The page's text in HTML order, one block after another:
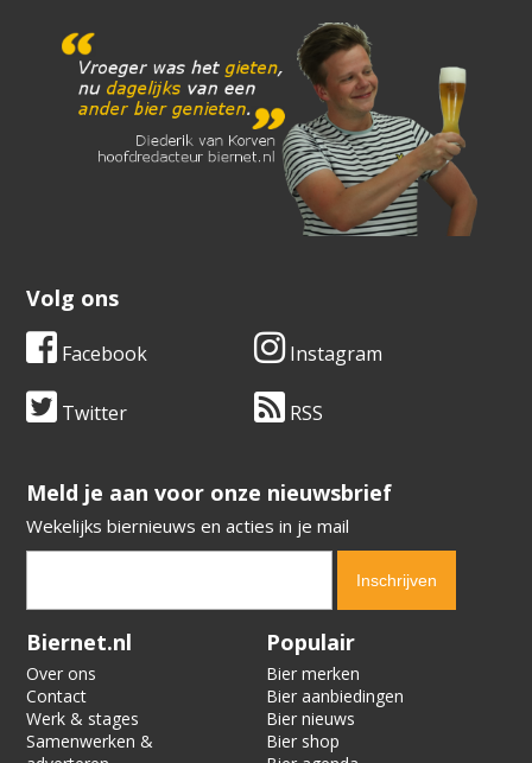
Volg ons
Facebook Instagram
Twitter RSS
​​​​​​​Meld je aan voor onze nieuwsbrief
Wekelijks biernieuws en acties in je mail
Verification code:
Biernet.nl
Over ons
Contact
Werk & stages
Samenwerken &
Populair
Bier merken
Bier aanbiedingen
Bier nieuws
Bier shop